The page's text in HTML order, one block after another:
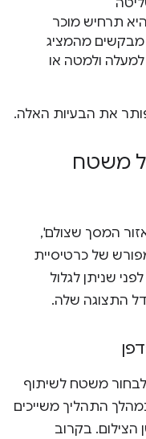
תרחיש מוכר
מהמציג
ולמטה או
משטח
המסך שצולם',
של כרטיסיית
שניתן לגלול
התצוגה שלה.
משטח לשיתוף
התהליך משייכים
הצילום. בקרוב